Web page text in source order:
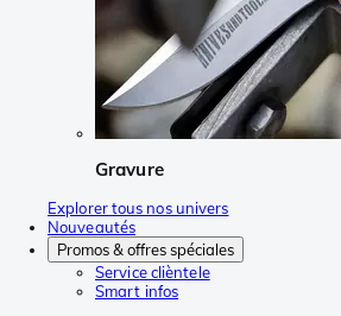
Gravure
Explorer tous nos univers
Nouveautés
Promos & offres spéciales
Service clièntele
Smart infos